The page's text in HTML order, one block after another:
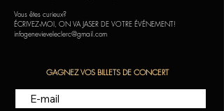
Vous êtes curieux?
ÉCRIVEZ-MOI, ON VA JASER DE VOTRE ÉVÉNEMENT!
infogenevieveleclerc@gmail.com
GAGNEZ VOS BILLETS DE CONCERT